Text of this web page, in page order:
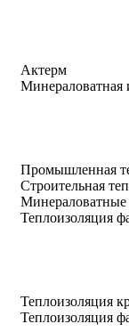
Актерм
Минераловатная
Промышленная
Строительная
Теплоизоляция
Теплоизоляция
Теплоизоляция